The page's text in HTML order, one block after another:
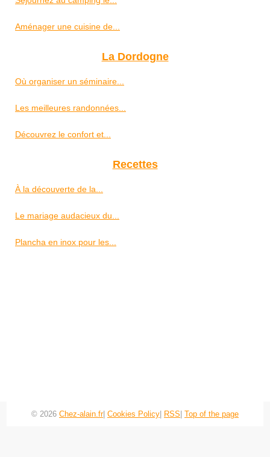
Aménager une cuisine de...
La Dordogne
Où organiser un séminaire...
Les meilleures randonnées...
Découvrez le confort et...
Recettes
À la découverte de la...
Le mariage audacieux du...
Plancha en inox pour les...
© 2026 Chez-alain.fr| Cookies Policy RSS Top of the page